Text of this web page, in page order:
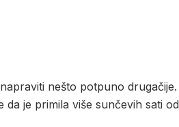
nešto potpuno drugačije.
je primila više sunčevih sati od